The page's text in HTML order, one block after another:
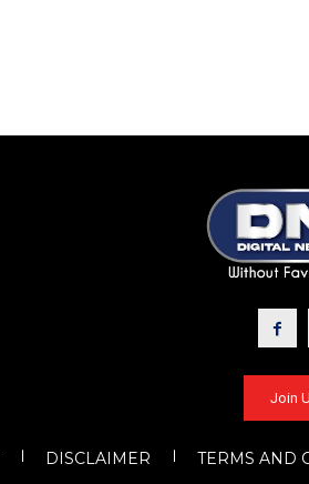
Join
DISCLAIMER TERMS AND